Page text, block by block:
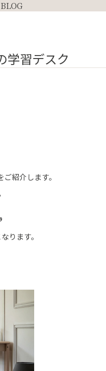
学習デスク
紹介します。
最近の学習デスク。本当にお洒落になってますょ٩( ”ω” )و
ります。